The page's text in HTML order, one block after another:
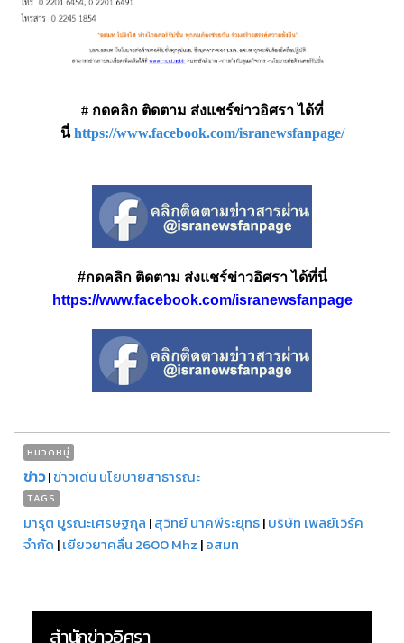
# กดคลิก ติดตาม ส่งแชร์ข่าวอิศรา ได้ที่
นี่https://www.facebook.com/isranewsfanpage/
#กดคลิก ติดตาม ส่งแชร์ข่าวอิศรา ได้ที่นี่
https://www.facebook.com/isranewsfanpage
หมวดหมู่
ข่าว|ข่าวเด่น นโยบายสาธารณะ
TAGS
มารุต บูรณะเศรษฐกุล |สุวิทย์ นาคพีระยุทธ|บริษัท เพลย์เวิร์ค
จำกัด |เยียวยาคลื่น 2600 Mhz |อสมท
สำนักข่าวอิศรา